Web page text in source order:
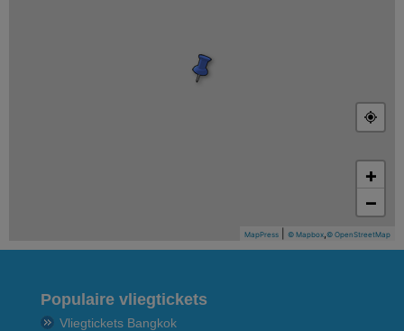
+
−
MapPress © Mapbox © OpenStreetMap
Populaire vliegtickets
Vliegtickets Bangkok